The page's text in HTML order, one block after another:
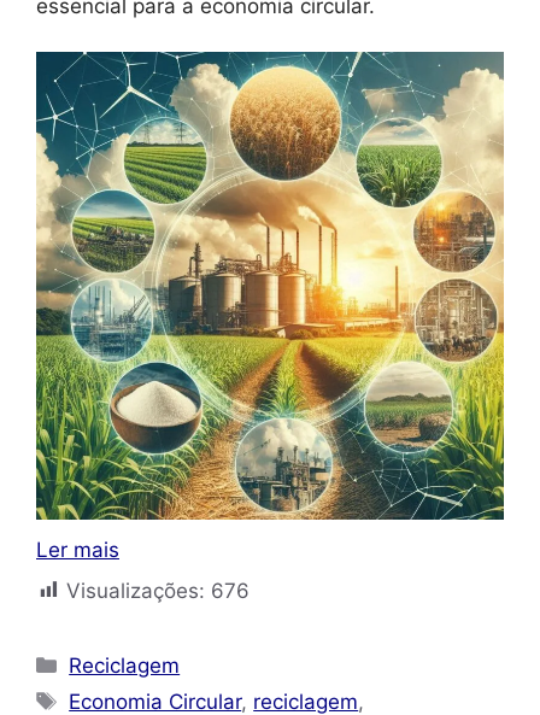
essencial para a economia circular.
Ler mais
Visualizações: 676
Categorias
Reciclagem
Tags
Economia Circular, reciclagem,